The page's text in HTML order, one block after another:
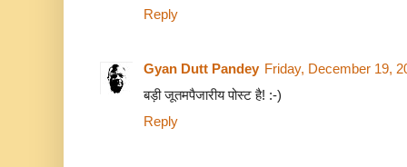
Reply
Gyan Dutt Pandey Friday, December 19,
बड़ी जूतमपैजारीय पोस्ट है! :-)
Reply